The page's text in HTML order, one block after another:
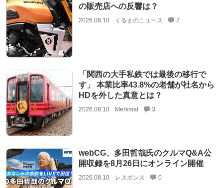
の販売店への反響は？
2026.08.10 くるまのニュース 2
「関西の大手私鉄では最後の移行で
す」 本業比率43.8%の老舗が社名から
HDを外した真意とは？
2026.08.10 Merkmal 3
webCG、多田哲哉氏のクルマQ&A公
開収録を8月26日にオンライン開催
2026.08.10 レスポンス 0